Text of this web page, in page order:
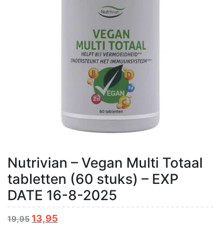
Nutrivian – Vegan Multi Totaal
tabletten (60 stuks) – EXP
DATE 16-8-2025
19,95 Oorspronkelijke
13,95Huidige